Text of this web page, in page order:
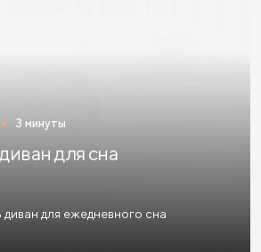
и кокоса
памяти
3 минуты
для сна
для ежедневного сна